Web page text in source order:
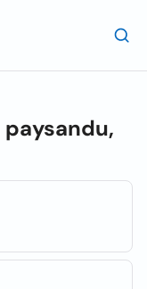
paysandu,